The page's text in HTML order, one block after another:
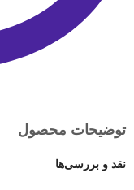
توضیحات محصول
نقد و بررسی‌ها